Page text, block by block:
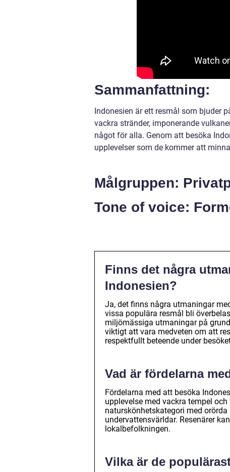
Sammanfattning:
Indonesien är ett resmål som bjuder
vackra stränder, imponerande
något för alla. Genom att besöka
upplevelser som de kommer att
Målgruppen:
Tone of voice:
Finns det några
Indonesien?
Ja, det finns några utmaningar
vissa populära resmål bli
miljömässiga utmaningar på
viktigt att vara medveten om att
respektfullt beteende under
Vad är fördelarna
Fördelarna med att besöka
upplevelse med vackra tempel
naturskönhetskategori med
undervattensvärldar. Resenärer
lokalbefolkningen.
Vilka är de